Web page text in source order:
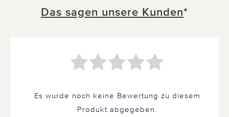
Das sagen unsere Kunden*
Es wurde noch keine Bewertung zu diesem
Produkt abgegeben.